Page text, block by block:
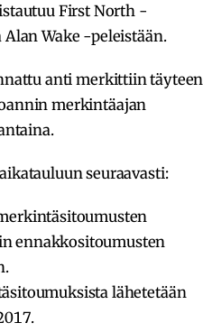
First North -
Wake -peleistään.
anti merkittiin täyteen
merkintäajan
seuraavasti:
ennakkositoumusten
lähetetään